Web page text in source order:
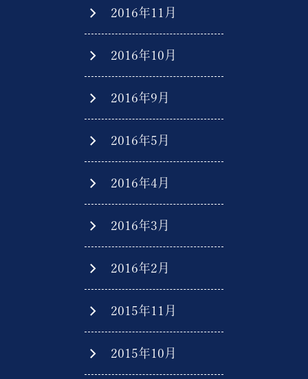
2016年11月
2016年10月
2016年9月
2016年5月
2016年4月
2016年3月
2016年2月
2015年11月
2015年10月